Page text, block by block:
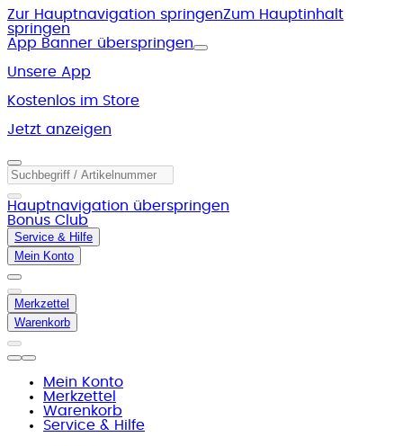
Zur Hauptnavigation springenZum Hauptinhalt
springen
App Banner überspringen
Unsere App
Kostenlos im Store
Jetzt anzeigen
Hauptnavigation überspringen
Bonus Club
Service & Hilfe
Mein Konto
Merkzettel
Warenkorb
Mein Konto
Merkzettel
Warenkorb
Service & Hilfe